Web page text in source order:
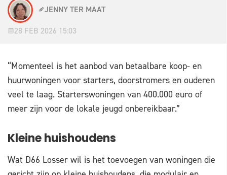
JENNY TER MAAT
28 FEB 2026 15:03
“Momenteel is het aanbod van betaalbare koop- en
huurwoningen voor starters, doorstromers en ouderen
veel te laag. Starterswoningen van 400.000 euro of
meer zijn voor de lokale jeugd onbereikbaar.”
Kleine huishoudens
Wat D66 Losser wil is het toevoegen van woningen die